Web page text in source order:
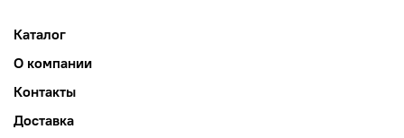
Каталог
О компании
Контакты
Доставка